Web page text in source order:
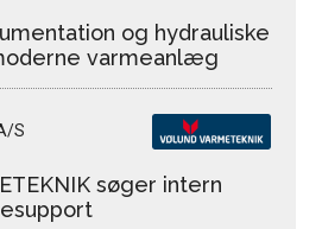
og hydrauliske
varmeanlæg
S
søger intern